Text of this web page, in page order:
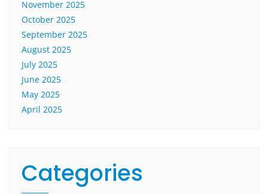
November 2025
October 2025
September 2025
August 2025
July 2025
June 2025
May 2025
April 2025
Categories